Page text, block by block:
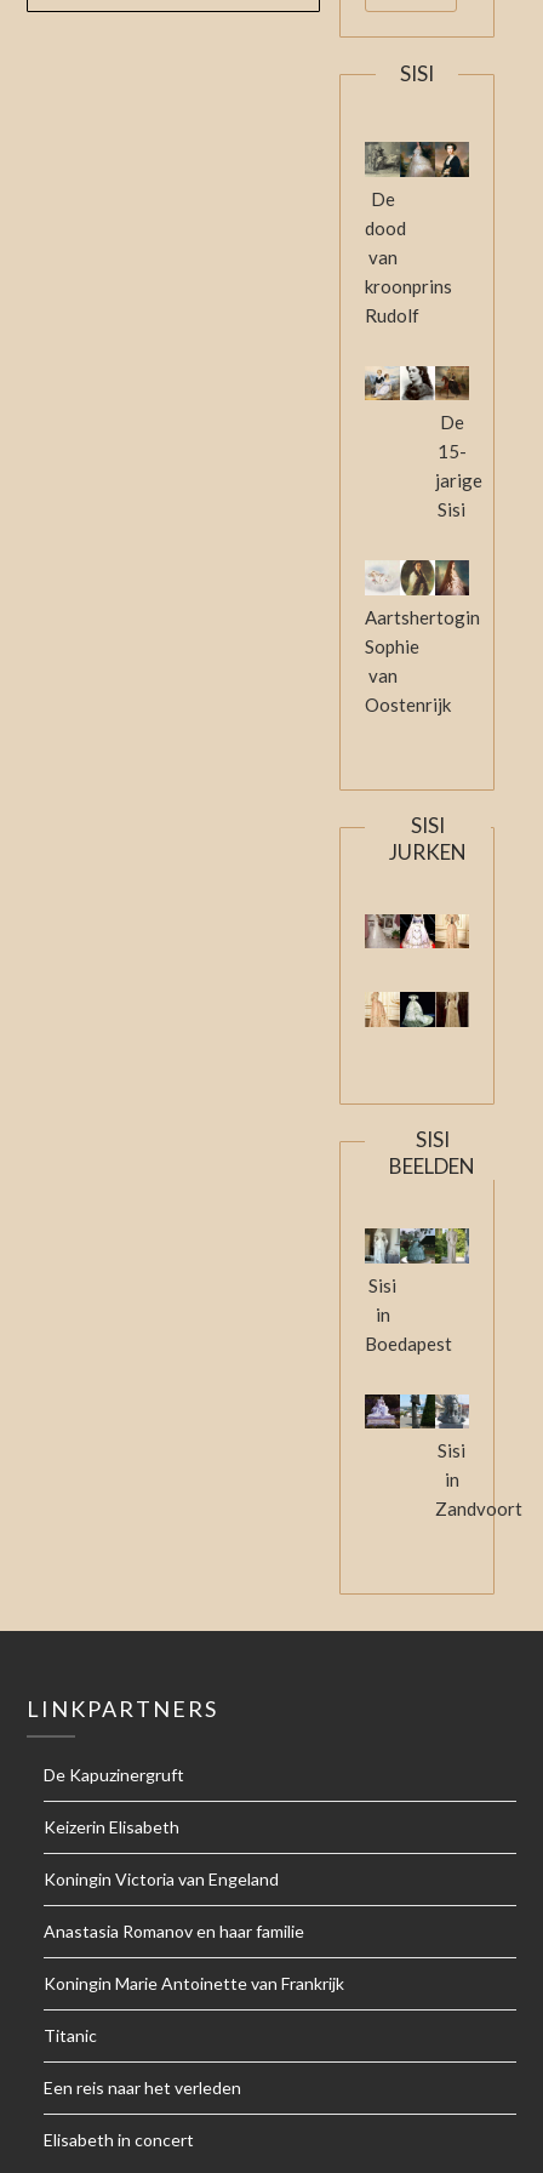
SISI
De
dood
van
kroonprins
Rudolf
De
15-
jarige
Sisi
Aartshertogin
Sophie
van
Oostenrijk
SISI
JURKEN
SISI
BEELDEN
Sisi
in
Boedapest
Sisi
in
Zandvoort
LINKPARTNERS
De Kapuzinergruft
Keizerin Elisabeth
Koningin Victoria van Engeland
Anastasia Romanov en haar familie
Koningin Marie Antoinette van Frankrijk
Titanic
Een reis naar het verleden
Elisabeth in concert